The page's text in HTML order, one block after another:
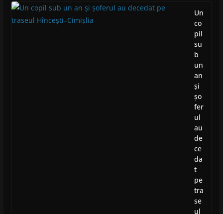
Un
co
pil
su
b
un
an
și
șo
fer
ul
au
de
ce
da
t
pe
tra
se
ul